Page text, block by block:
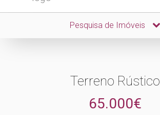
Pesquisa de Imóveis
Terreno Rústico
65.000€